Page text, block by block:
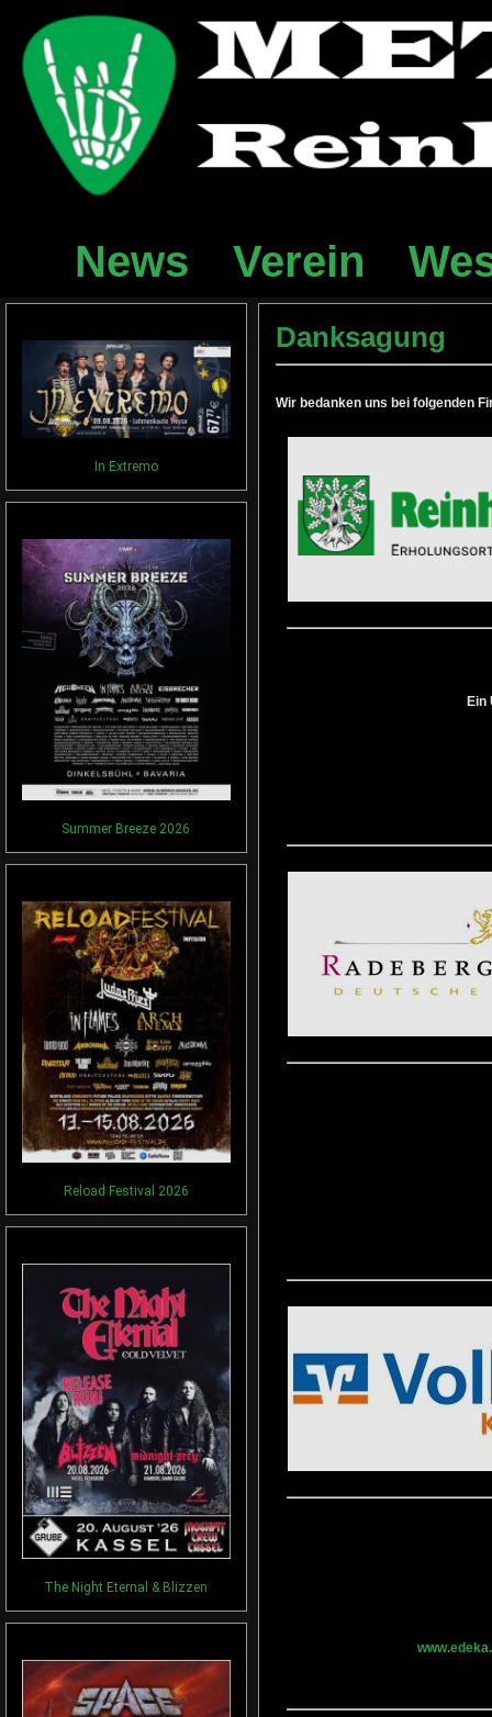
News Verein
In Extremo
Summer Breeze 2026
Reload Festival 2026
The Night Eternal & Blizzen
Danksagung
Wir bedanken uns bei folgenden
Ein